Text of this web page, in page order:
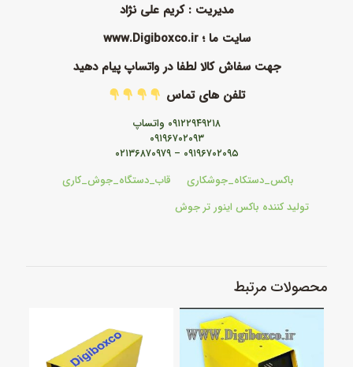
مدیریت : کریم علی نژاد
سایت ما ؛ www.Digiboxco.ir
جهت سفاش کالا لطفا در واتساپ پیام دهید
تلفن های تماس
۰۹۱۲۲۹۴۹۲۱۸ واتساپ
۰۹۱۹۶۷۰۲۰۹۳
۰۹۱۹۶۷۰۲۰۹۵ – ۰۲۱۳۶۸۷۰۹۷۹
باکس_دستکاه_جوشکاری قاب_دستگاه_جوش_کاری
تولید کننده باکس اینور تر جوش
محصولات مرتبط